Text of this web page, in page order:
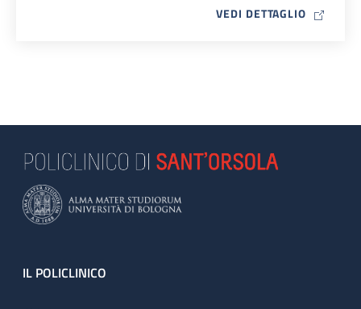
VEDI DETTAGLIO MAP ICON
Footer
IL POLICLINICO